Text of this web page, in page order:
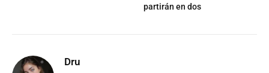
partirán en dos
Dru